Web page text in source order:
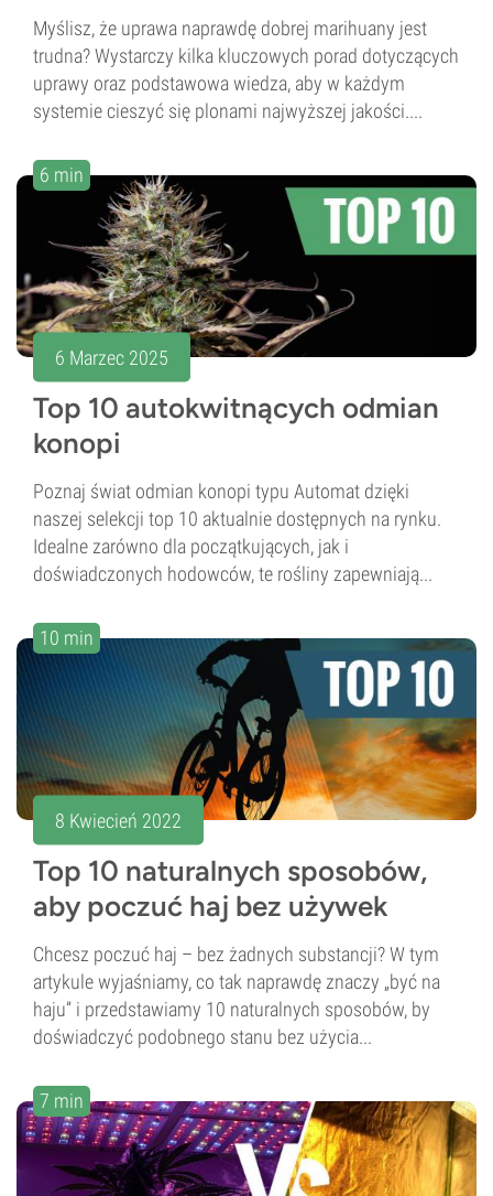
Myślisz, że uprawa naprawdę dobrej marihuany jest
trudna? Wystarczy kilka kluczowych porad dotyczących
uprawy oraz podstawowa wiedza, aby w każdym
systemie cieszyć się plonami najwyższej jakości....
6 min
6 Marzec 2025
Top 10 autokwitnących odmian
konopi
Poznaj świat odmian konopi typu Automat dzięki
naszej selekcji top 10 aktualnie dostępnych na rynku.
Idealne zarówno dla początkujących, jak i
doświadczonych hodowców, te rośliny zapewniają...
10 min
8 Kwiecień 2022
Top 10 naturalnych sposobów,
aby poczuć haj bez używek
Chcesz poczuć haj – bez żadnych substancji? W tym
artykule wyjaśniamy, co tak naprawdę znaczy „być na
haju” i przedstawiamy 10 naturalnych sposobów, by
doświadczyć podobnego stanu bez użycia...
7 min